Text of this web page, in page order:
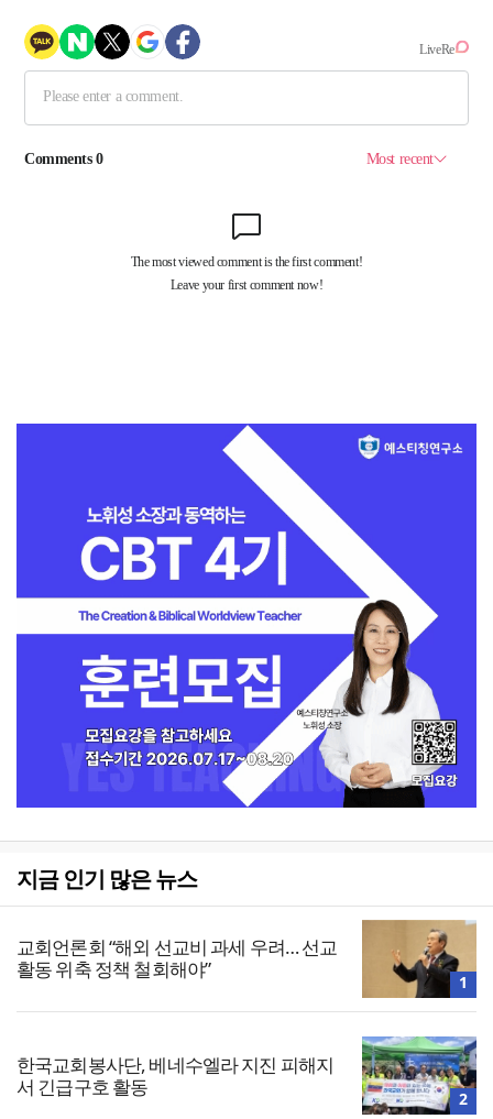
지금 인기 많은 뉴스
교회언론회 “해외 선교비 과세 우려… 선교
활동 위축 정책 철회해야”
1
한국교회봉사단, 베네수엘라 지진 피해지
서 긴급구호 활동
2